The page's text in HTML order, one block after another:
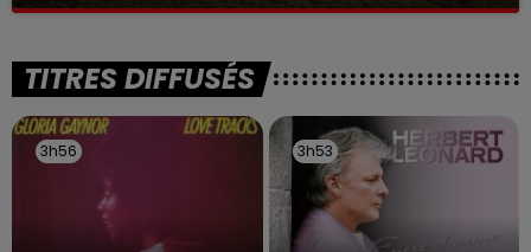
TITRES DIFFUSÉS
3h56
3h56 3h53
3h53